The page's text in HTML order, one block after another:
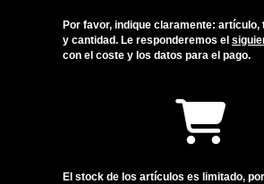
Por favor, indique claramente: artículo,
y cantidad. Le responderemos el
con el coste y los datos para el pago.
El stock de los artículos es limitado,